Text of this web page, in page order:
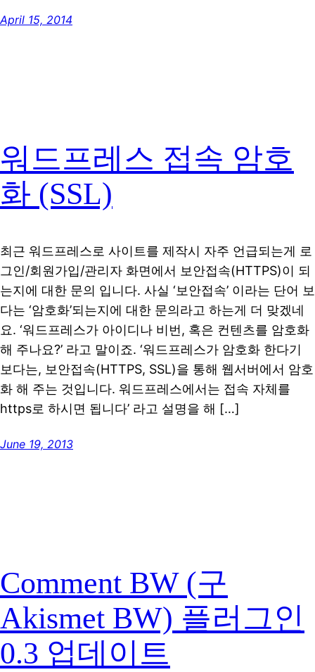
April 15, 2014
워드프레스 접속 암호
화 (SSL)
최근 워드프레스로 사이트를 제작시 자주 언급되는게 로
그인/회원가입/관리자 화면에서 보안접속(HTTPS)이 되
는지에 대한 문의 입니다. 사실 ‘보안접속’ 이라는 단어 보
다는 ‘암호화’되는지에 대한 문의라고 하는게 더 맞겠네
요. ‘워드프레스가 아이디나 비번, 혹은 컨텐츠를 암호화
해 주나요?’ 라고 말이죠. ‘워드프레스가 암호화 한다기
보다는, 보안접속(HTTPS, SSL)을 통해 웹서버에서 암호
화 해 주는 것입니다. 워드프레스에서는 접속 자체를
https로 하시면 됩니다’ 라고 설명을 해 […]
June 19, 2013
Comment BW (구
Akismet BW) 플러그인
0.3 업데이트